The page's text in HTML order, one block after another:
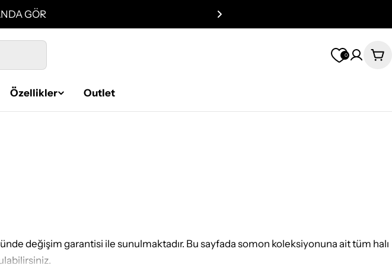
KARGO
0
Özellikler Outlet
değişim garantisi ile sunulmaktadır. Bu sayfada somon koleksiyonuna ait tüm halı